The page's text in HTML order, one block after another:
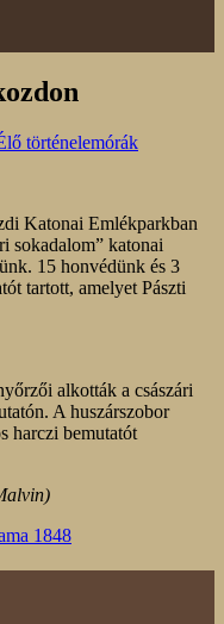
történelemórák
Katonai Emlékparkban
sokadalom” katonai
15 honvédünk és 3
tartott, amelyet Pászti
alkották a császári
A huszárszobor
harczi bemutatót